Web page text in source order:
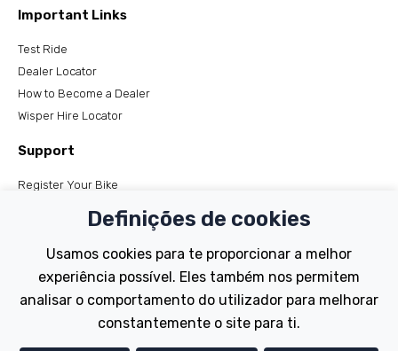
Important Links
Test Ride
Dealer Locator
How to Become a Dealer
Wisper Hire Locator
Support
Register Your Bike
Tutorials
Electric Bikes
Definições de cookies
Usamos cookies para te proporcionar a melhor
experiência possível. Eles também nos permitem
analisar o comportamento do utilizador para melhorar
constantemente o site para ti.